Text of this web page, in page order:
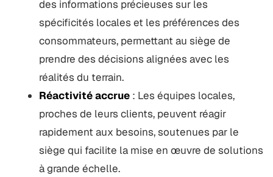
des informations précieuses sur les
spécificités locales et les préférences des
consommateurs, permettant au siège de
prendre des décisions alignées avec les
réalités du terrain.
Réactivité accrue: Les équipes locales,
proches de leurs clients, peuvent réagir
rapidement aux besoins, soutenues par le
siège qui facilite la mise en œuvre de solutions
à grande échelle.